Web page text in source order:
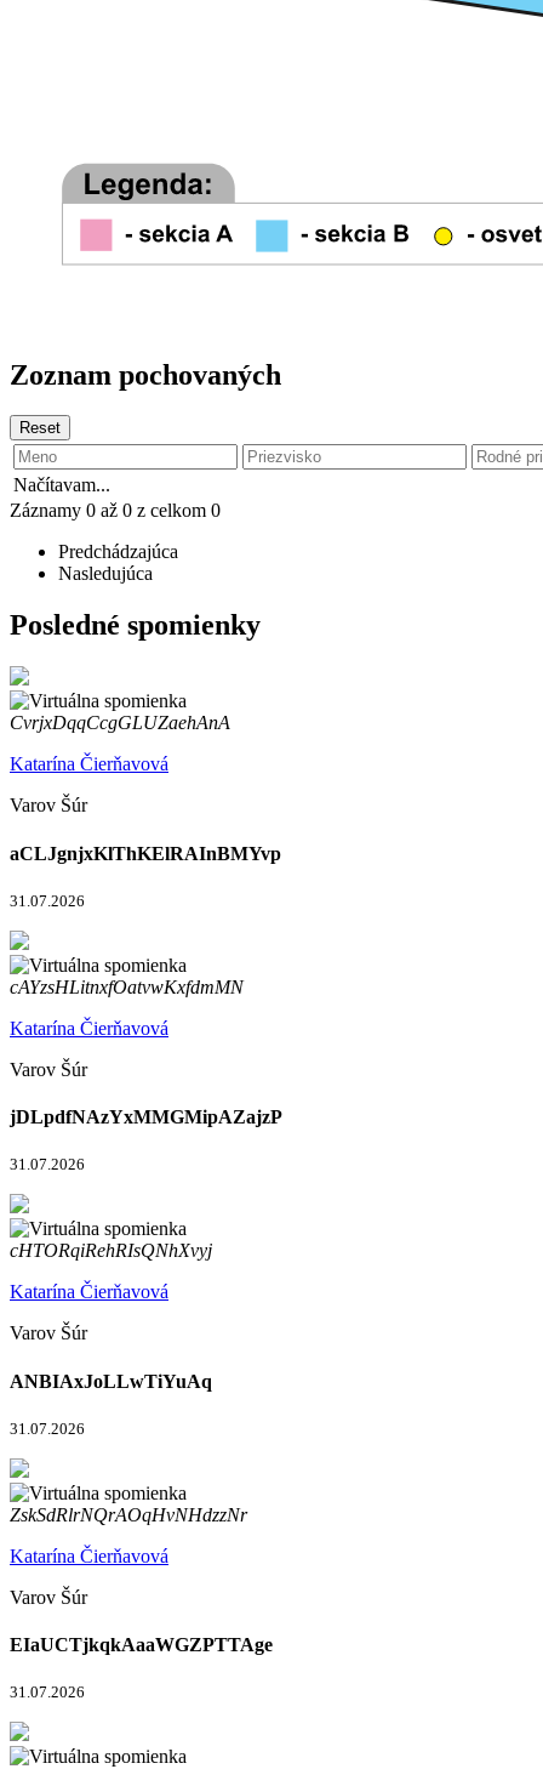
Zoznam pochovaných
Reset
Načítavam...
Záznamy 0 až 0 z celkom 0
Predchádzajúca
Nasledujúca
Posledné spomienky
CvrjxDqqCcgGLUZaehAnA
Katarína Čierňavová
Varov Šúr
aCLJgnjxKlThKElRAInBMYvp
31.07.2026
cAYzsHLitnxfOatvwKxfdmMN
Katarína Čierňavová
Varov Šúr
jDLpdfNAzYxMMGMipAZajzP
31.07.2026
cHTORqiRehRIsQNhXvyj
Katarína Čierňavová
Varov Šúr
ANBIAxJoLLwTiYuAq
31.07.2026
ZskSdRlrNQrAOqHvNHdzzNr
Katarína Čierňavová
Varov Šúr
EIaUCTjkqkAaaWGZPTTAge
31.07.2026